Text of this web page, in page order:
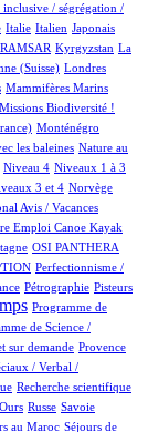
/ ségrégation /
Italie Italien Japonais
Kyrgyzstan La
(Suisse) Londres
Mammifères Marins
Missions Biodiversité !
Monténégro
les baleines Nature au
Niveau 4 Niveaux 1 à 3
3 et 4 Norvège
Avis / Vacances
Emploi Canoe Kayak
OSI PANTHERA
Perfectionnisme /
Pétrographie Pisteurs
Programme de
de Science /
sur demande Provence
/ Verbal /
Recherche scientifique
Russe Savoie
au Maroc Séjours de